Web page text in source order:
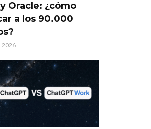
Oracle: ¿cómo
a los 90.000
2026